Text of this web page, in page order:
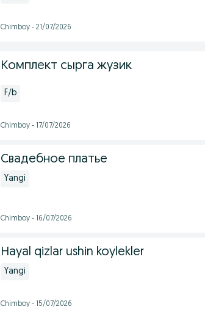
Chimboy - 21/07/2026
Комплект сырга жузик
F/b
Chimboy - 17/07/2026
Свадебное платье
Yangi
Chimboy - 16/07/2026
Hayal qizlar ushin koylekler
Yangi
Chimboy - 15/07/2026